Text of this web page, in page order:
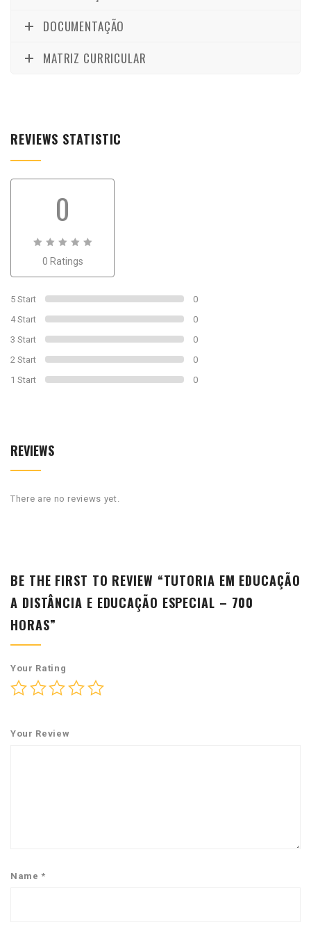
DOCUMENTAÇÃO
MATRIZ CURRICULAR
REVIEWS STATISTIC
0
out
0
0 Ratings
5 Start
0
4 Start
0
3 Start
0
2 Start
0
1 Start
0
REVIEWS
There are no reviews yet.
BE THE FIRST TO REVIEW “TUTORIA EM EDUCAÇÃO
A DISTÂNCIA E EDUCAÇÃO ESPECIAL – 700
HORAS”
Your Rating
Your Review
Name*